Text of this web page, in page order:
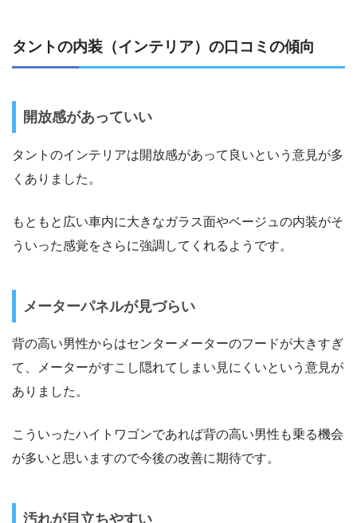
タントの内装（インテリア）の口コミの傾向
開放感があっていい
タントのインテリアは開放感があって良いという意見が多
くありました。
もともと広い車内に大きなガラス面やベージュの内装がそ
ういった感覚をさらに強調してくれるようです。
メーターパネルが見づらい
背の高い男性からはセンターメーターのフードが大きすぎ
て、メーターがすこし隠れてしまい見にくいという意見が
ありました。
こういったハイトワゴンであれば背の高い男性も乗る機会
が多いと思いますので今後の改善に期待です。
汚れが目立ちやすい